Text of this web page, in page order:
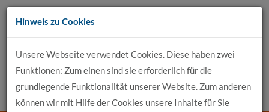
Zum
Inhalt
Events News Login Suche
Kontakt
Hinweis zu Cookies
Unsere Webseite verwendet Cookies. Diese haben zwei
Funktionen: Zum einen sind sie erforderlich für die
grundlegende Funktionalität unserer Website. Zum anderen
können wir mit Hilfe der Cookies unsere Inhalte für Sie